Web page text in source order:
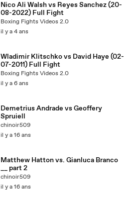
Nico Ali Walsh vs Reyes Sanchez (20-
08-2022) Full Fight
Boxing Fights Videos 2.0
il y a 4 ans
Wladimir Klitschko vs David Haye (02-
07-2011) Full Fight
Boxing Fights Videos 2.0
il y a 6 ans
Demetrius Andrade vs Geoffery
Spruiell
chinoir509
il y a 16 ans
Matthew Hatton vs. Gianluca Branco
__ part 2
chinoir509
il y a 16 ans